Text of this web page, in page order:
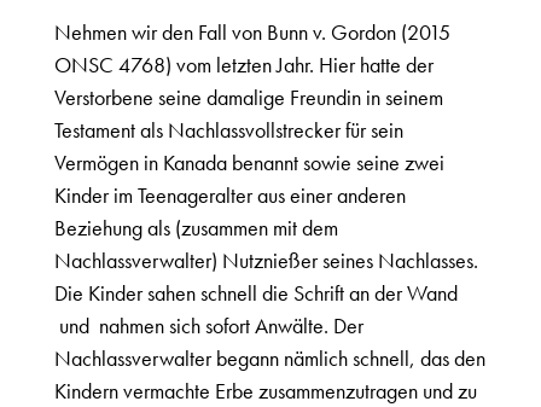
Nehmen wir den Fall von Bunn v. Gordon (2015
ONSC 4768) vom letzten Jahr. Hier hatte der
Verstorbene seine damalige Freundin in seinem
Testament als Nachlassvollstrecker für sein
Vermögen in Kanada benannt sowie seine zwei
Kinder im Teenageralter aus einer anderen
Beziehung als (zusammen mit dem
Nachlassverwalter) Nutznießer seines Nachlasses.
Die Kinder sahen schnell die Schrift an der Wand
und nahmen sich sofort Anwälte. Der
Nachlassverwalter begann nämlich schnell, das den
Kindern vermachte Erbe zusammenzutragen und zu